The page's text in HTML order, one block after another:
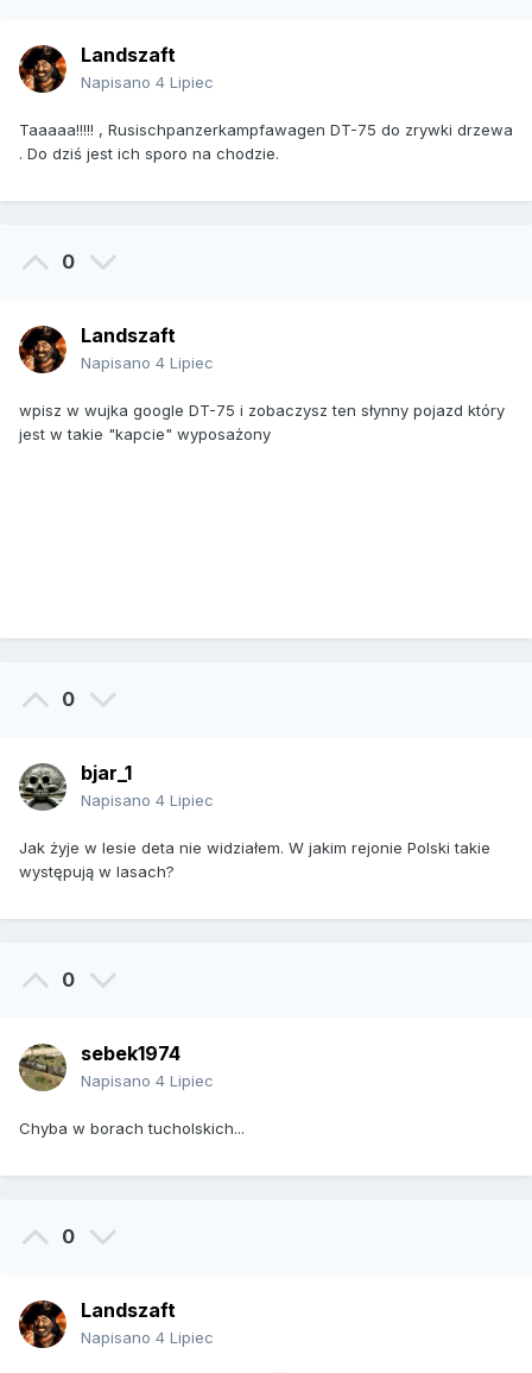
Landszaft
Napisano 4 Lipiec
Taaaaa!!!!! , Rusischpanzerkampfawagen DT-75 do zrywki drzewa
. Do dziś jest ich sporo na chodzie.
0
Landszaft
Napisano 4 Lipiec
wpisz w wujka google DT-75 i zobaczysz ten słynny pojazd który
jest w takie "kapcie" wyposażony
0
bjar_1
Napisano 4 Lipiec
Jak żyje w lesie deta nie widziałem. W jakim rejonie Polski takie
występują w lasach?
0
sebek1974
Napisano 4 Lipiec
Chyba w borach tucholskich...
0
Landszaft
Napisano 4 Lipiec